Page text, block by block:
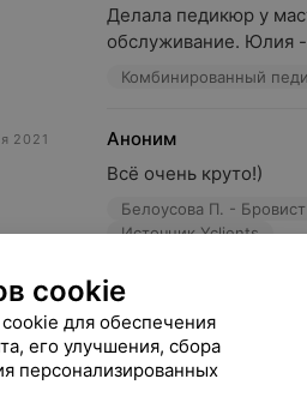
Делала педикюр у
обслуживание. Юлия -
Комбинированный
2021
Аноним
Всё очень круто!)
Источник Yclients
2021
Аноним
Очень хорошая
Реут А. - Парикмахер
cookie
для обеспечения
его улучшения, сбора
персонализированных